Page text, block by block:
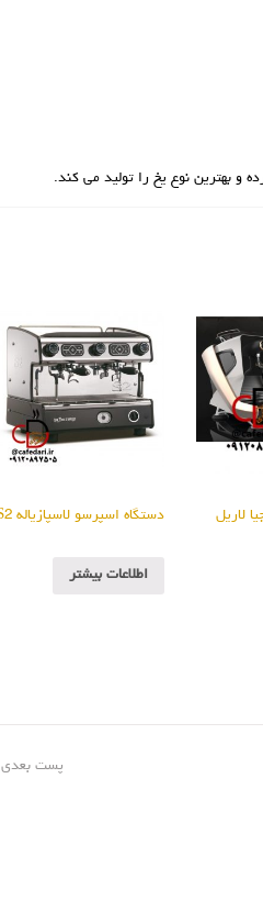
و بهترین نوع یخ را تولید می کند.
لاریل دستگاه اسپرسو لاسپازیاله S2
اطلاعات بیشتر
پست بعدی